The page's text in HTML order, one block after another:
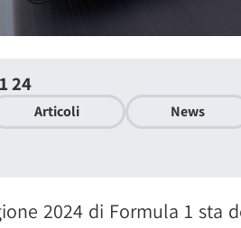
24
Articoli News
2024 di Formula 1 sta